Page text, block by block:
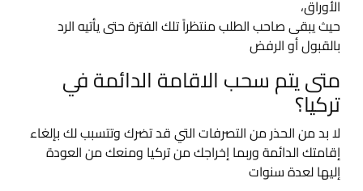
الأوراق،
حيث يبقى صاحب الطلب منتظراً تلك الفترة حتى يأتيه الرد
بالقبول أو الرفض
متى يتم سحب الاقامة الدائمة في
تركيا؟
لا بد من الحذر من التصرفات التي قد تضرك وتتسبب لك بإلغاء
إقامتك الدائمة وربما إخراجك من تركيا ومنعك من العودة
إليها لعدة سنوات